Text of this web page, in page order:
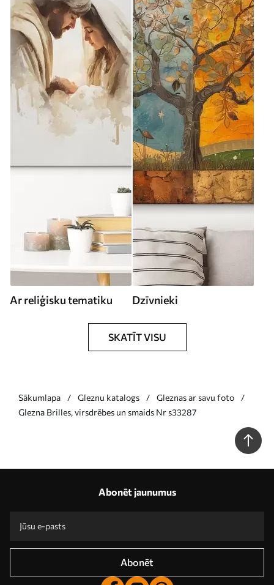
Ar reliģisku tematiku Dzīvnieki
SKATĪT VISU
Sākumlapa Gleznu katalogs
Gleznas ar savu foto
Glezna Brilles, virsdrēbes un smaids Nr s33287
Abonēt jaunumus
Abonēt